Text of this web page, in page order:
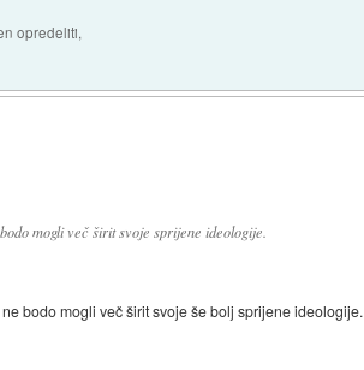
opredeliti,
mogli več širit svoje sprijene ideologije.
bodo mogli več širit svoje še bolj sprijene ideologije.